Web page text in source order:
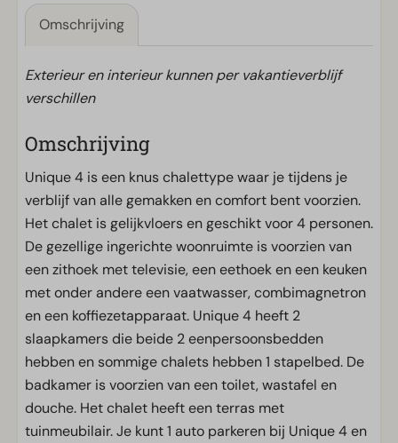
Omschrijving
Exterieur en interieur kunnen per vakantieverblijf
verschillen
Omschrijving
Unique 4 is een knus chalettype waar je tijdens je
verblijf van alle gemakken en comfort bent voorzien.
Het chalet is gelijkvloers en geschikt voor 4 personen.
De gezellige ingerichte woonruimte is voorzien van
een zithoek met televisie, een eethoek en een keuken
met onder andere een vaatwasser, combimagnetron
en een koffiezetapparaat. Unique 4 heeft 2
slaapkamers die beide 2 eenpersoonsbedden
hebben en sommige chalets hebben 1 stapelbed. De
badkamer is voorzien van een toilet, wastafel en
douche. Het chalet heeft een terras met
tuinmeubilair. Je kunt 1 auto parkeren bij Unique 4 en